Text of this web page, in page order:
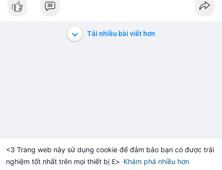
<3 Trang web này sử dụng cookie để đảm bảo bạn có được trải
nghiệm tốt nhất trên mọi thiết bị ℇ> Khám phá nhiều hơn
+1.29% Solana SOL $73.40 BNB BNB
Tải nhiều bài viết hơn